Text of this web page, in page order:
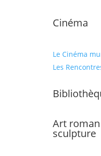
Cinéma
Le Cinéma
Les
Art
sculpture